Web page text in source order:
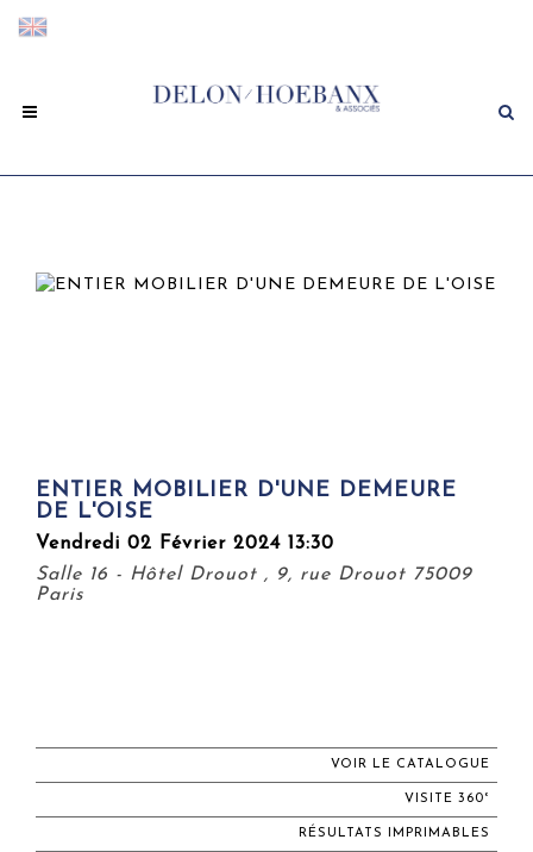
ENTIER MOBILIER D'UNE DEMEURE
DE L'OISE
Vendredi 02 Février 2024 13:30
Salle 16 - Hôtel Drouot , 9, rue Drouot 75009
Paris
VOIR LE CATALOGUE
VISITE 360°
RÉSULTATS IMPRIMABLES